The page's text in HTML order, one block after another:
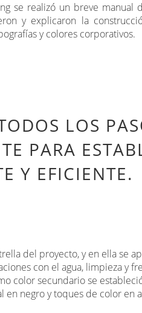
se realizó un breve manual
y explicaron la
y colores corporativos.
LOS
PARA
Y EFICIENTE.
del proyecto, y en ella se
con el agua, limpieza y
color secundario se
negro y toques de color en